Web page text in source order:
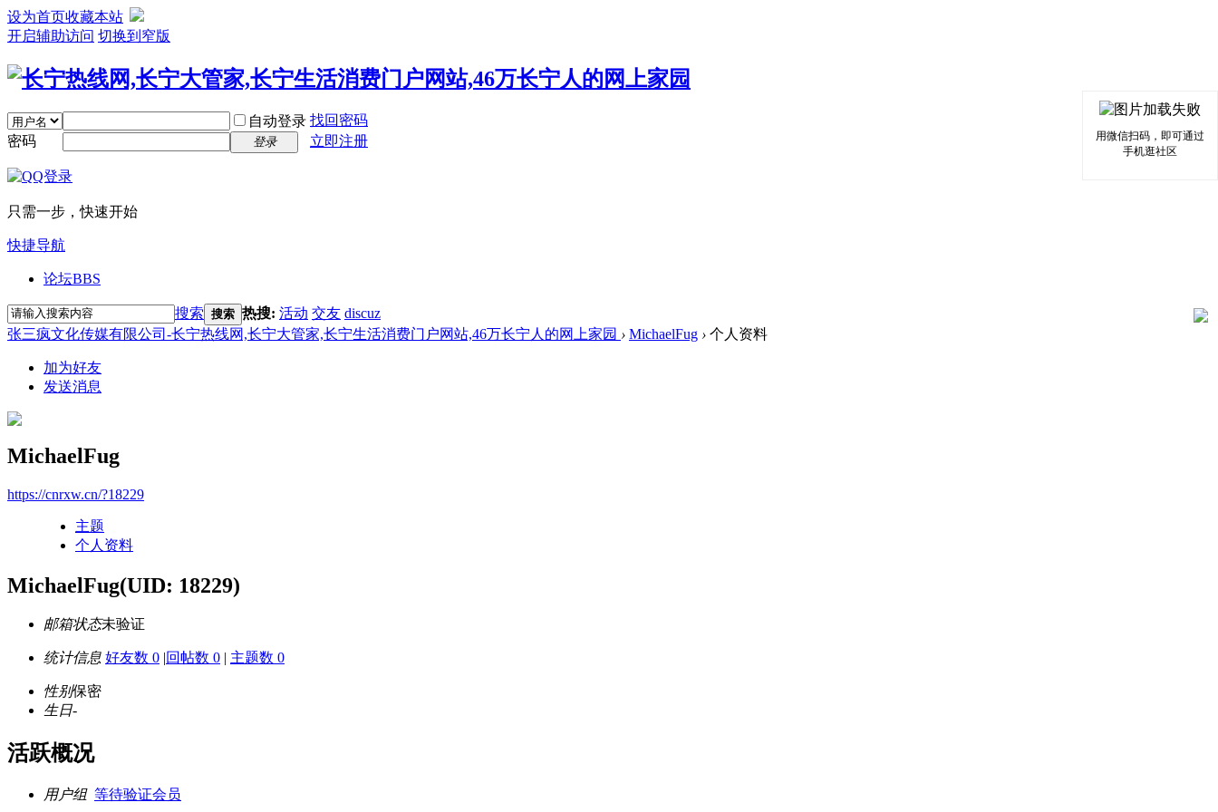
设为首页收藏本站
开启辅助访问 切换到窄版
自动登录 找回密码
密码
登录 立即注册
只需一步，快速开始
快捷导航
论坛BBS
搜索 搜索 热搜: 活动 交友 discuz
用微信扫码，即可通过
手机逛社区
张三疯文化传媒有限公司-长宁热线网,长宁大管家,长宁生活消费门户网站,46万长宁人的网上家园 › MichaelFug › 个人资料
加为好友
发送消息
MichaelFug
https://cnrxw.cn/?18229
主题
个人资料
MichaelFug(UID: 18229)
邮箱状态未验证
统计信息 好友数 0 |回帖数 0 | 主题数 0
性别保密
生日-
活跃概况
用户组 等待验证会员